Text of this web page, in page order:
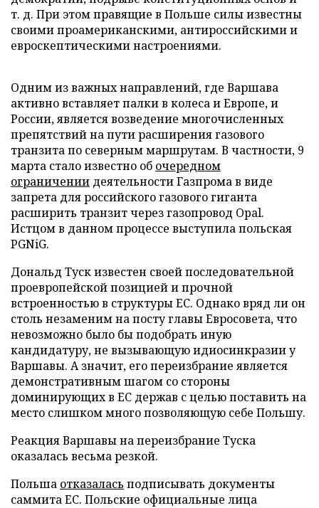
т. д. При этом правящие в Польше силы известны
своими проамериканскими, антироссийскими и
евроскептическими настроениями.
Одним из важных направлений, где Варшава
активно вставляет палки в колеса и Европе, и
России, является возведение многочисленных
препятствий на пути расширения газового
транзита по северным маршрутам. В частности, 9
марта стало известно об очередном
ограничении деятельности Газпрома в виде
запрета для российского газового гиганта
расширить транзит через газопровод Opal.
Истцом в данном процессе выступила польская
PGNiG.
Дональд Туск известен своей последовательной
проевропейской позицией и прочной
встроенностью в структуры ЕС. Однако вряд ли он
столь незаменим на посту главы Евросовета, что
невозможно было бы подобрать иную
кандидатуру, не вызывающую идиосинкразии у
Варшавы. А значит, его переизбрание является
демонстративным шагом со стороны
доминирующих в ЕС держав с целью поставить на
место слишком много позволяющую себе Польшу.
Реакция Варшавы на переизбрание Туска
оказалась весьма резкой.
Польша отказалась подписывать документы
саммита ЕС. Польские официальные лица